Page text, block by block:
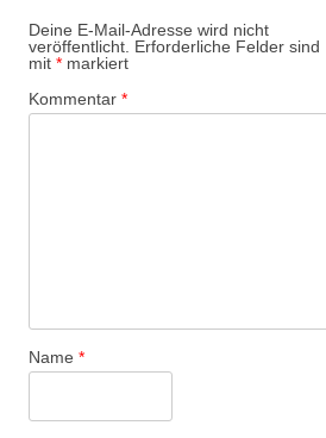
Deine E-Mail-Adresse wird nicht
veröffentlicht. Erforderliche Felder sind
mit * markiert
Kommentar *
Name *